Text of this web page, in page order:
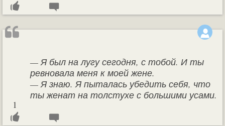
— Я был на лугу сегодня, с тобой. И ты
ревновала меня к моей жене.
— Я знаю. Я пыталась убедить себя, что
ты женат на толстухе с большими усами.
1